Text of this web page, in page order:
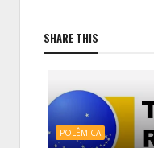
SHARE THIS
POLÊMICA